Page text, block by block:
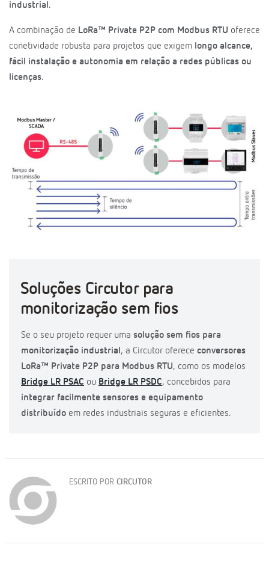
industrial.
A combinação de LoRa™ Private P2P com Modbus RTU oferece
conetividade robusta para projetos que exigem longo alcance,
fácil instalação e autonomia em relação a redes públicas ou
licenças.
Soluções Circutor para
monitorização sem fios
Se o seu projeto requer uma solução sem fios para
monitorização industrial, a Circutor oferece conversores
LoRa™ Private P2P para Modbus RTU, como os modelos
Bridge LR PSAC ou Bridge LR PSDC, concebidos para
integrar facilmente sensores e equipamento
distribuído em redes industriais seguras e eficientes.
ESCRITO POR CIRCUTOR